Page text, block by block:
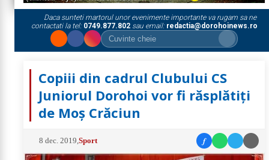
Daca sunteti martorul unor evenimente importante va rugam sa ne
contactati la tel: 0749.877.802sau email: redactia@dorohoinews.ro
Copiii din cadrul Clubului CS
Juniorul Dorohoi vor fi răsplătiți
de Moș Crăciun
8 dec. 2019 ,Sport f